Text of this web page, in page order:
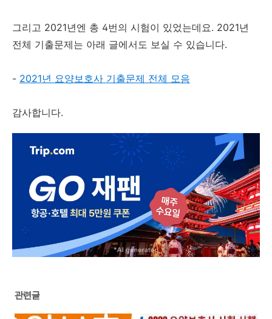
그리고 2021년엔 총 4번의 시험이 있었는데요. 2021년
전체 기출문제는 아래 글에서도 보실 수 있습니다.
- 2021년 요양보호사 기출문제 전체 모음
감사합니다.
관련글